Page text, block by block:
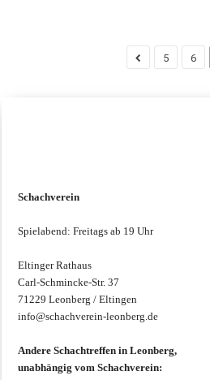
5 6
Schachverein
Spielabend: Freitags ab 19 Uhr
Eltinger Rathaus
Carl-Schmincke-Str. 37
71229 Leonberg / Eltingen
info@schachverein-leonberg.de
Andere Schachtreffen in Leonberg,
unabhängig vom Schachverein: